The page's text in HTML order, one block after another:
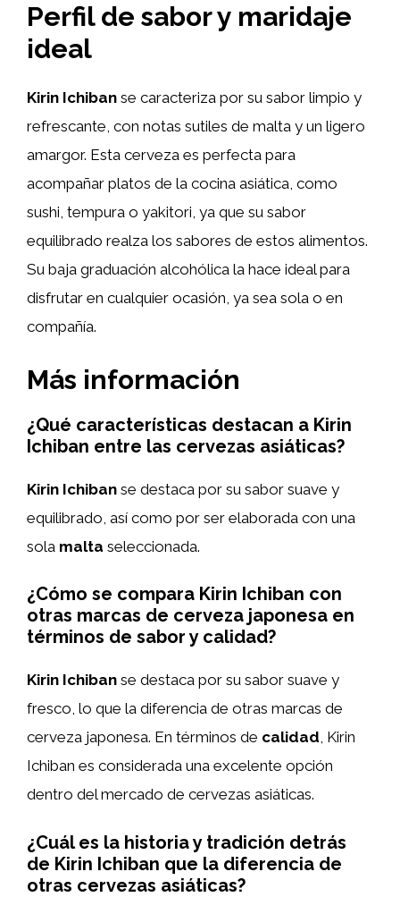
Perfil de sabor y maridaje
ideal
Kirin Ichiban se caracteriza por su sabor limpio y
refrescante, con notas sutiles de malta y un ligero
amargor. Esta cerveza es perfecta para
acompañar platos de la cocina asiática, como
sushi, tempura o yakitori, ya que su sabor
equilibrado realza los sabores de estos alimentos.
Su baja graduación alcohólica la hace ideal para
disfrutar en cualquier ocasión, ya sea sola o en
compañía.
Más información
¿Qué características destacan a Kirin
Ichiban entre las cervezas asiáticas?
Kirin Ichiban se destaca por su sabor suave y
equilibrado, así como por ser elaborada con una
sola malta seleccionada.
¿Cómo se compara Kirin Ichiban con
otras marcas de cerveza japonesa en
términos de sabor y calidad?
Kirin Ichiban se destaca por su sabor suave y
fresco, lo que la diferencia de otras marcas de
cerveza japonesa. En términos de calidad, Kirin
Ichiban es considerada una excelente opción
dentro del mercado de cervezas asiáticas.
¿Cuál es la historia y tradición detrás
de Kirin Ichiban que la diferencia de
otras cervezas asiáticas?